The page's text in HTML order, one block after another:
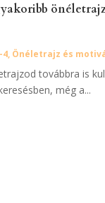
, Önéletrajz és
továbbra is
még a...